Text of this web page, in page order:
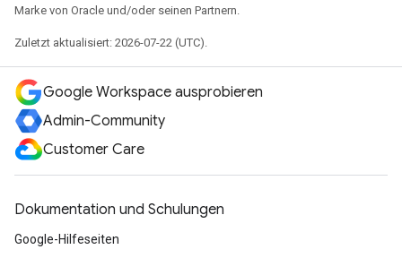
Marke von Oracle und/oder seinen Partnern.
Zuletzt aktualisiert: 2026-07-22 (UTC).
Google Workspace ausprobieren
Admin-Community
Customer Care
Dokumentation und Schulungen
Google-Hilfeseiten